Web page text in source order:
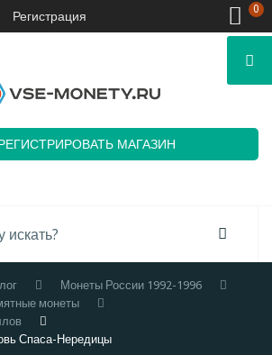
МАГАЗИН
Монеты России 1992-1996
монеты
Спаса-Нередицы
Регистрация 0